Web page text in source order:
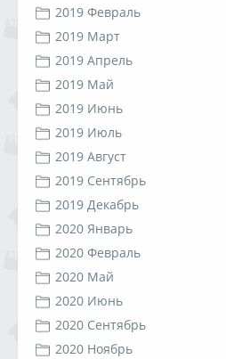
2019 Февраль
2019 Март
2019 Апрель
2019 Май
2019 Июнь
2019 Июль
2019 Август
2019 Сентябрь
2019 Декабрь
2020 Январь
2020 Февраль
2020 Май
2020 Июнь
2020 Сентябрь
2020 Ноябрь